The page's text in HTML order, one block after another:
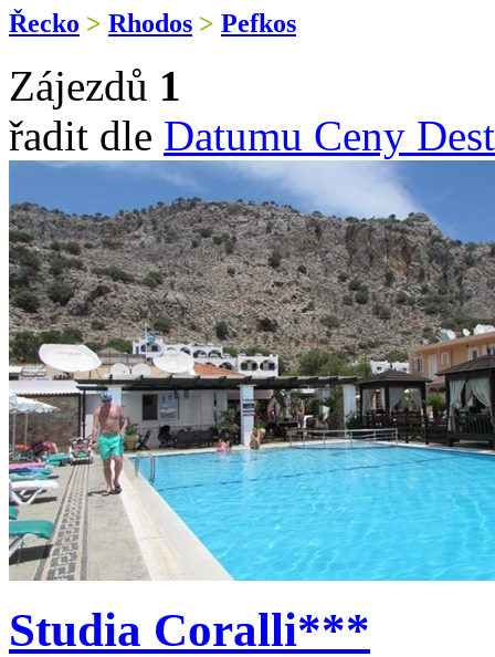
Řecko > Rhodos > Pefkos
Zájezdů 1
řadit dle Datumu Ceny
Studia Coralli***